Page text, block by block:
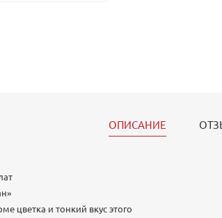
ОПИСАНИЕ
цветка и тонкий вкус этого